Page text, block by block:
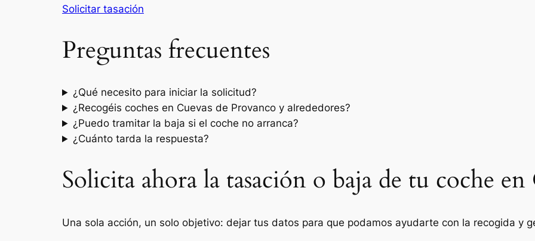
Solicitar tasación
Preguntas frecuentes
¿Qué necesito para iniciar la solicitud?
¿Recogéis coches en Cuevas de Provanco y alrededores?
¿Puedo tramitar la baja si el coche no arranca?
¿Cuánto tarda la respuesta?
Solicita ahora la tasación o baja de tu coche
Una sola acción, un solo objetivo: dejar tus datos para que podamos ayudarte con la recogida y